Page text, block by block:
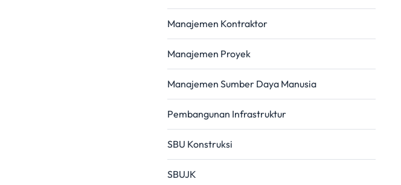
Manajemen Kontraktor
Manajemen Proyek
Manajemen Sumber Daya Manusia
Pembangunan Infrastruktur
SBU Konstruksi
SBUJK